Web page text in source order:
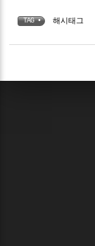
TAG • 해시태그